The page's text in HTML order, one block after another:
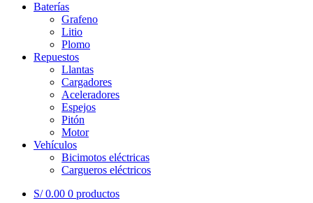
Baterías
Grafeno
Litio
Plomo
Repuestos
Llantas
Cargadores
Aceleradores
Espejos
Pitón
Motor
Vehículos
Bicimotos eléctricas
Cargueros eléctricos
S/0.00 0 productos